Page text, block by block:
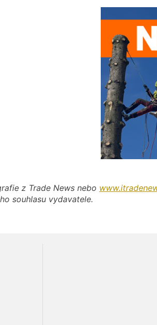
z Trade News nebo
souhlasu vydavatele.